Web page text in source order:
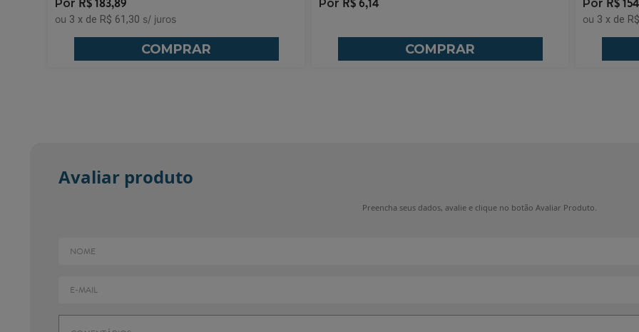
3 x de R$ 61,30
COMPRAR
03100002
COMPRAR
3 x de
Avaliar produto
Preencha seus dados, avalie e clique no botão Avaliar Produto.